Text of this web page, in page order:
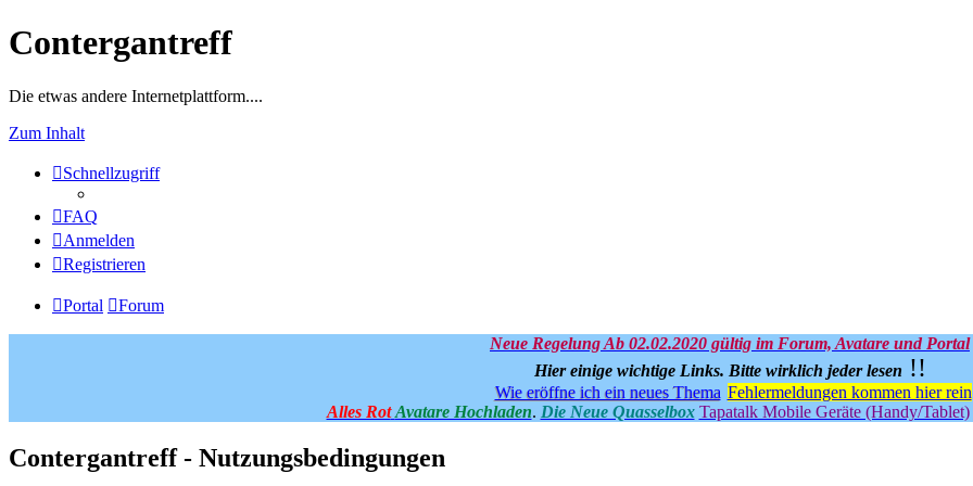
Contergantreff
Die etwas andere Internetplattform....
Zum Inhalt
Schnellzugriff
FAQ
Anmelden
Registrieren
Portal Forum
Neue Regelung Ab 02.02.2020 gültig im Forum, Avatare und Portal
Hier einige wichtige Links. Bitte wirklich jeder lesen !!
Wie eröffne ich ein neues Thema Fehlermeldungen kommen hier rein
Alles Rot Avatare Hochladen. Die Neue Quasselbox Tapatalk Mobile Geräte (Handy/Tablet)
Contergantreff - Nutzungsbedingungen